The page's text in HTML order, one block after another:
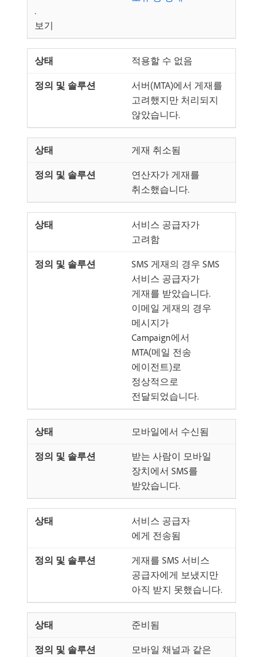
.
보기
적용할 수 없음
서버(MTA)에서 게재를
고려했지만 처리되지
않았습니다.
게재 취소됨
연산자가 게재를
취소했습니다.
서비스 공급자가
고려함
SMS 게재의 경우 SMS
서비스 공급자가
게재를 받았습니다.
이메일 게재의 경우
메시지가
Campaign에서
MTA(메일 전송
에이전트)로
정상적으로
전달되었습니다.
모바일에서 수신됨
받는 사람이 모바일
장치에서 SMS를
받았습니다.
서비스 공급자
에게 전송됨
게재를 SMS 서비스
공급자에게 보냈지만
아직 받지 못했습니다.
준비됨
모바일 채널과 같은